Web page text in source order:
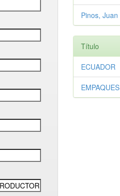
Pinos, Juan
Título
ECUADOR
EMPAQUES